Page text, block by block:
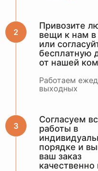
Привозите
вещи к нам в
или
бесплатную
от нашей
Работаем
выходных
Согласуем
работы в
порядке и
ваш заказ
качественно